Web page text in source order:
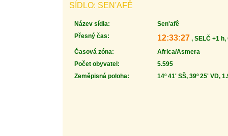
SÍDLO: SEN'AFÊ
Název sídla:
Sen'afê
Přesný čas:
12:33:27 , SELČ +1 h,
Časová zóna:
Africa/Asmera
Počet obyvatel:
5.595
Zeměpisná poloha:
14º 41' SŠ, 39º 25' VD,